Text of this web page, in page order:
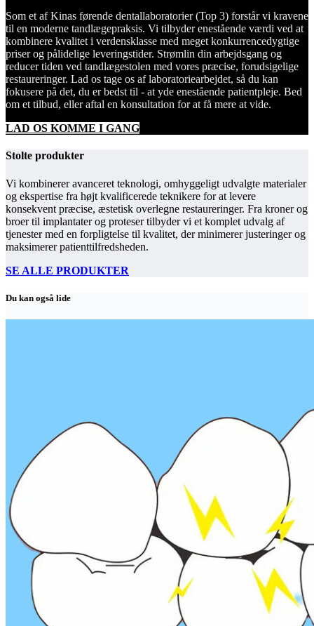
Som et af Kinas førende dentallaboratorier (Top 3) forstår vi kravene
til en moderne tandlægepraksis. Vi tilbyder enestående værdi ved at
kombinere kvalitet i verdensklasse med meget konkurrencedygtige
priser og pålidelige leveringstider. Strømlin din arbejdsgang og
reducer tiden ved tandlægestolen med vores præcise, forudsigelige
restaureringer. Lad os tage os af laboratoriearbejdet, så du kan
fokusere på det, du er bedst til - at yde enestående patientpleje. Bed
om et tilbud, eller aftal en konsultation for at få mere at vide.
LAD OS KOMME I GANG
Stolte produkter
Vi kombinerer avanceret teknologi, omhyggeligt udvalgte materialer
og ekspertise fra højt kvalificerede teknikere for at levere
konsekvent præcise, æstetisk overlegne restaureringer. Fra kroner og
broer til implantater og proteser tilbyder vi et komplet udvalg af
tjenester med en forpligtelse til kvalitet, der minimerer justeringer og
maksimerer patienttilfredsheden.
SE ALLE PRODUKTER
Du kan også lide